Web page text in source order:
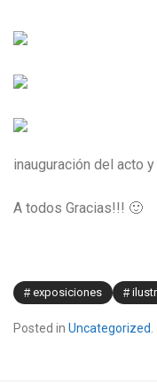
inauguración del acto
A todos Gracias!!! 🙂
exposiciones
Posted in Uncategorized